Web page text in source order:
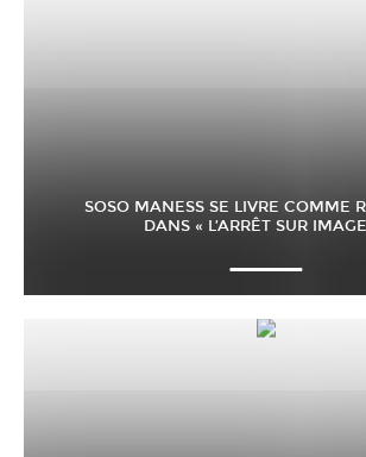
SOSO MANESS SE LIVRE COMME
DANS « L’ARRÊT SUR